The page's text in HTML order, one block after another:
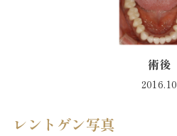
術後
2016.10
レントゲン写真